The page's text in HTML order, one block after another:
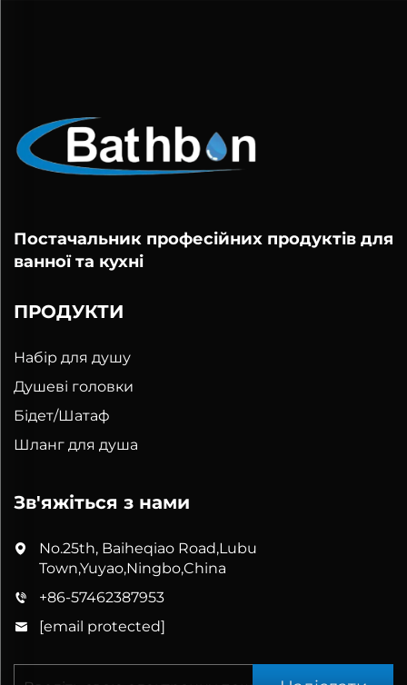
Постачальник професійних продуктів для
ванної та кухні
ПРОДУКТИ
Набір для душу
Душеві головки
Бідет/Шатаф
Шланг для душа
Зв'яжіться з нами
No.25th, Baiheqiao Road,Lubu
Town,Yuyao,Ningbo,China
+86-57462387953
[email protected]